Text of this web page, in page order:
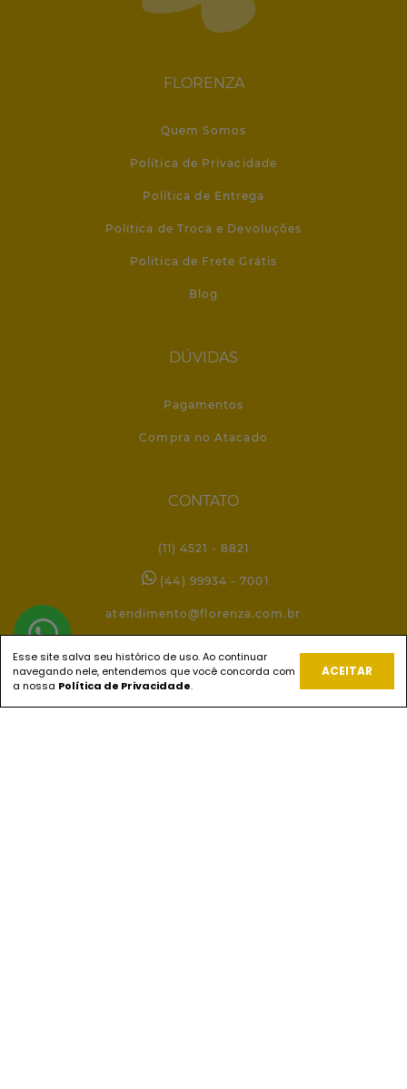
FLORENZA
Quem Somos
Política de Privacidade
Política de Entrega
Política de Troca e Devoluções
Política de Frete Grátis
Blog
DÚVIDAS
Pagamentos
Compra no Atacado
CONTATO
(11) 4521 - 8821
(44) 99934 - 7001
atendimento@florenza.com.br
REDES SOCIAIS
Esse site salva seu histórico de uso. Ao continuar
navegando nele, entendemos que você concorda com
a nossa Política de Privacidade.
ACEITAR